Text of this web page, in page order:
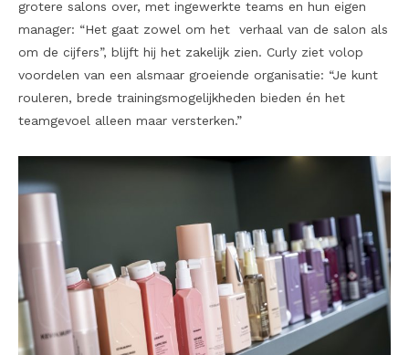
grotere salons over, met ingewerkte teams en hun eigen
manager: “Het gaat zowel om het verhaal van de salon als
om de cijfers”, blijft hij het zakelijk zien. Curly ziet volop
voordelen van een alsmaar groeiende organisatie: “Je kunt
rouleren, brede trainingsmogelijkheden bieden én het
teamgevoel alleen maar versterken.”